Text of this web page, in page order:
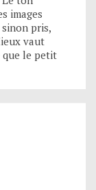
images
pris,
vaut
que le petit